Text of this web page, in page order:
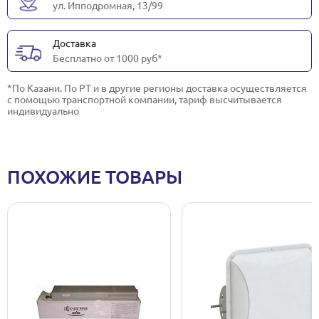
ул. Ипподромная, 13/99
Доставка
Бесплатно от 1000 руб*
*По Казани. По РТ и в другие регионы доставка осуществляется
с помощью транспортной компании, тариф высчитывается
индивидуально
ПОХОЖИЕ ТОВАРЫ